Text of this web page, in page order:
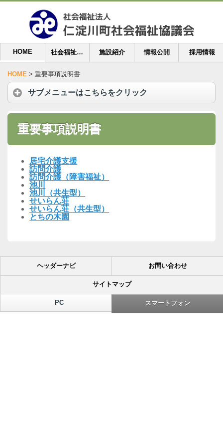
HOME 社会福祉協議会案内 施設紹介 情報公開 採用情報
HOME > 重要事項説明書
サブメニューはこちらをクリック
重要事項説明書
居宅介護支援
訪問介護
訪問介護（障害福祉）
池川
池川（共生型）
せいらん荘
せいらん荘（共生型）
とちの木園
ヘッダーナビ お問い合わせ
サイトマップ
PC スマートフォン